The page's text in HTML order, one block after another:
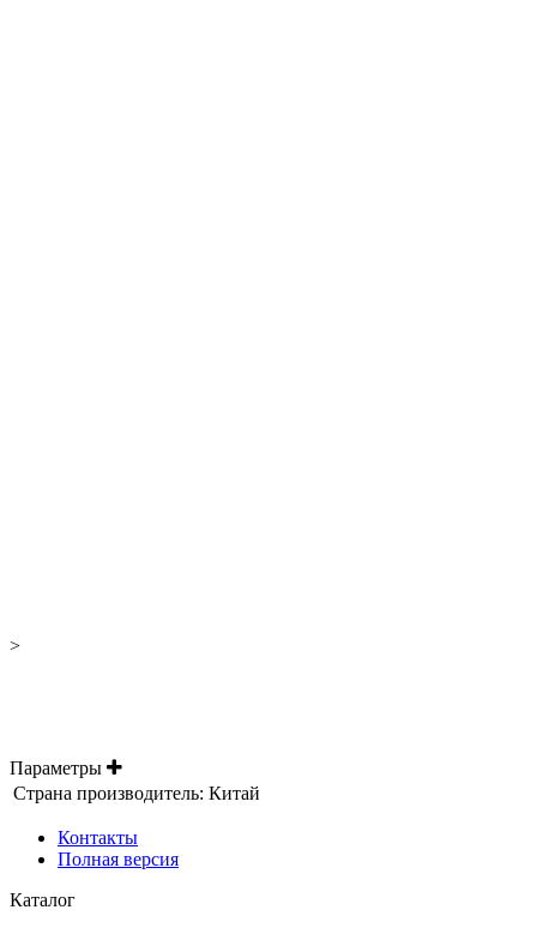
>
Параметры
Страна производитель: Китай
Контакты
Полная версия
Каталог